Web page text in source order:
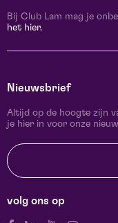
Bij Club Lam mag je
het hier.
Nieuwsbrief
Altijd op de hoogte zijn
je hier in voor onze
volg ons op